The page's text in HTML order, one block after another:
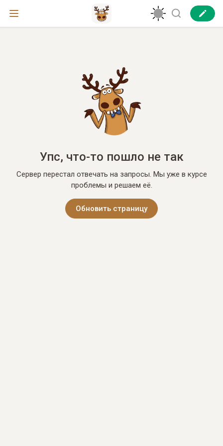
Упс, что-то пошло не так
Сервер перестал отвечать на запросы. Мы уже в курсе
проблемы и решаем её.
Обновить страницу